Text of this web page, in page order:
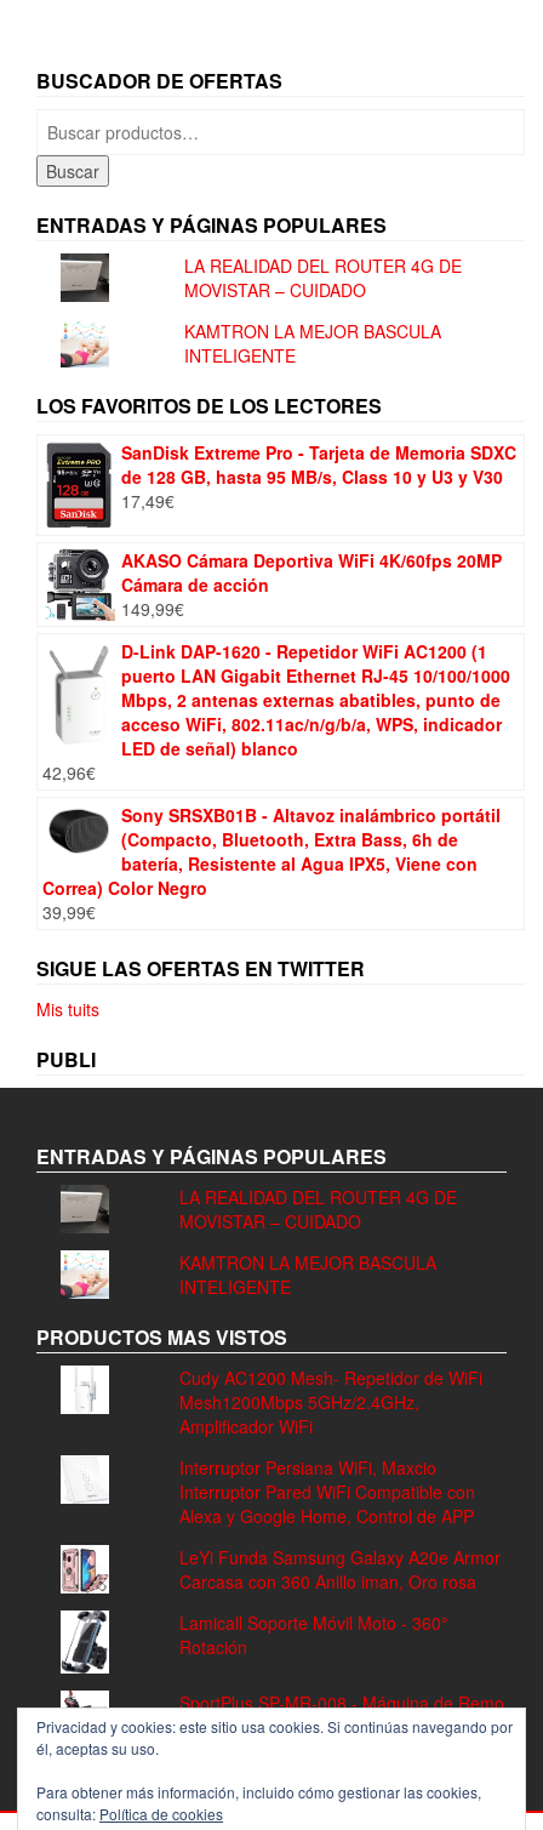
BUSCADOR DE OFERTAS
por:
Buscar
ENTRADAS Y PÁGINAS POPULARES
LA REALIDAD DEL ROUTER 4G DE
MOVISTAR – CUIDADO
KAMTRON LA MEJOR BASCULA
INTELIGENTE
LOS FAVORITOS DE LOS LECTORES
SanDisk Extreme Pro - Tarjeta de Memoria SDXC
de 128 GB, hasta 95 MB/s, Class 10 y U3 y V30
17,49€
AKASO Cámara Deportiva WiFi 4K/60fps 20MP
Cámara de acción
149,99€
D-Link DAP-1620 - Repetidor WiFi AC1200 (1
puerto LAN Gigabit Ethernet RJ-45 10/100/1000
Mbps, 2 antenas externas abatibles, punto de
acceso WiFi, 802.11ac/n/g/b/a, WPS, indicador
LED de señal) blanco
42,96€
Sony SRSXB01B - Altavoz inalámbrico portátil
(Compacto, Bluetooth, Extra Bass, 6h de
batería, Resistente al Agua IPX5, Viene con
Correa) Color Negro
39,99€
SIGUE LAS OFERTAS EN TWITTER
Mis tuits
PUBLI
ENTRADAS Y PÁGINAS POPULARES
LA REALIDAD DEL ROUTER 4G DE
MOVISTAR – CUIDADO
KAMTRON LA MEJOR BASCULA
INTELIGENTE
PRODUCTOS MAS VISTOS
Cudy AC1200 Mesh- Repetidor de WiFi
Mesh1200Mbps 5GHz/2.4GHz,
Amplificador WiFi
Interruptor Persiana WiFi, Maxcio
Interruptor Pared WiFi Compatible con
Alexa y Google Home, Control de APP
LeYi Funda Samsung Galaxy A20e Armor
Carcasa con 360 Anillo iman, Oro rosa
Lamicall Soporte Móvil Moto - 360°
Rotación
SportPlus SP-MR-008 - Máquina de Remo
Fitness, Volante de Inercia de 8 kg, 8
Privacidad y cookies: este sitio usa cookies. Si continúas navegando por
él, aceptas su uso.
Para obtener más información, incluido cómo gestionar las cookies,
consulta: Política de cookies